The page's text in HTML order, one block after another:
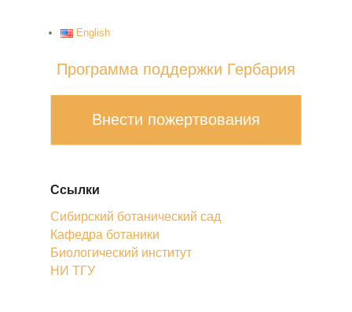
English
Программа поддержки Гербария
Внести пожертвования
Ссылки
Сибирский ботанический сад
Кафедра ботаники
Биологический институт
НИ ТГУ